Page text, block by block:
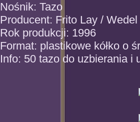
Nośnik: Tazo
Producent: Frito Lay /
Rok produkcji: 1996
Format: plastikowe kółko o
Info: 50 tazo do uzbierania i